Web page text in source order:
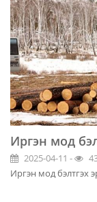
Иргэн мод
2025-04-11 -
Иргэн мод бэлтгэх